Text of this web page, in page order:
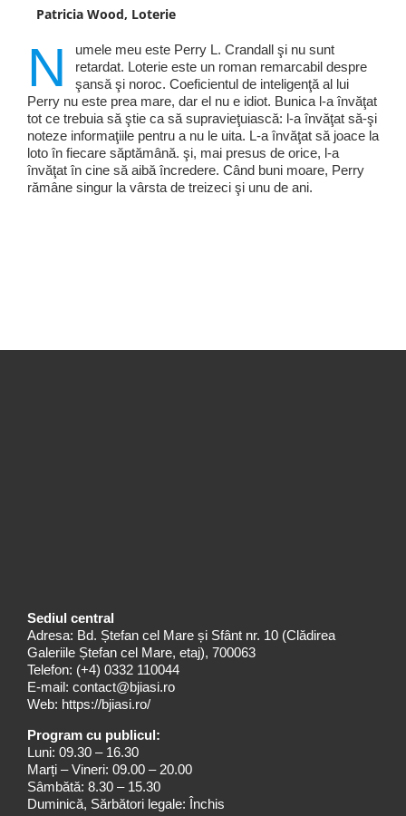
Patricia Wood, Loterie
N
umele meu este Perry L. Crandall şi nu sunt
retardat. Loterie este un roman remarcabil despre
şansă şi noroc. Coeficientul de inteligenţă al lui
Perry nu este prea mare, dar el nu e idiot. Bunica l-a învăţat
tot ce trebuia să ştie ca să supravieţuiască: l-a învăţat să-şi
noteze informaţiile pentru a nu le uita. L-a învăţat să joace la
loto în fiecare săptămână. şi, mai presus de orice, l-a
învăţat în cine să aibă încredere. Când buni moare, Perry
rămâne singur la vârsta de treizeci şi unu de ani.
Sediul central
Adresa: Bd. Ștefan cel Mare și Sfânt nr. 10 (Clădirea
Galeriile Ștefan cel Mare, etaj), 700063
Telefon: (+4) 0332 110044
E-mail: contact@bjiasi.ro
Web: https://bjiasi.ro/
Program cu publicul:
Luni: 09.30 – 16.30
Marți – Vineri: 09.00 – 20.00
Sâmbătă: 8.30 – 15.30
Duminică, Sărbători legale: Închis